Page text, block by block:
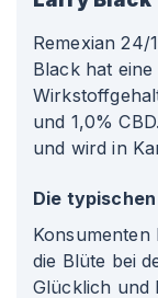
Remexian 24/
Black hat
und 1,0%
und wird in
Die
Konsumenten
die Blüte bei
Glücklich und